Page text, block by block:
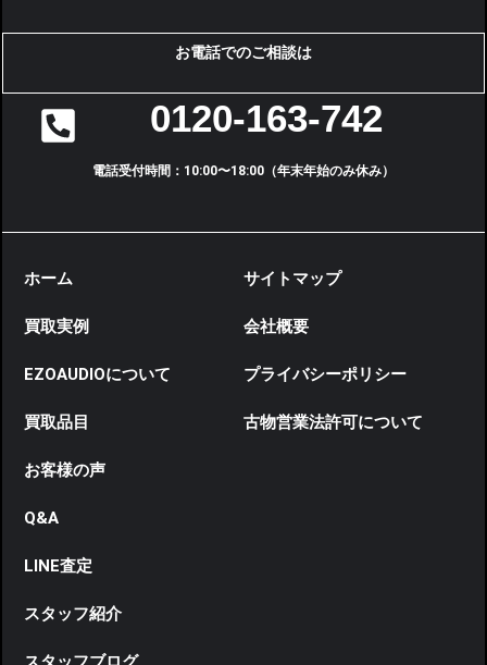
お電話でのご相談は
0120-163-742
電話受付時間：10:00〜18:00（年末年始のみ休み）
ホーム
買取実例
EZOAUDIOについて
買取品目
お客様の声
Q&A
LINE査定
スタッフ紹介
サイトマップ
会社概要
プライバシーポリシー
古物営業法許可について